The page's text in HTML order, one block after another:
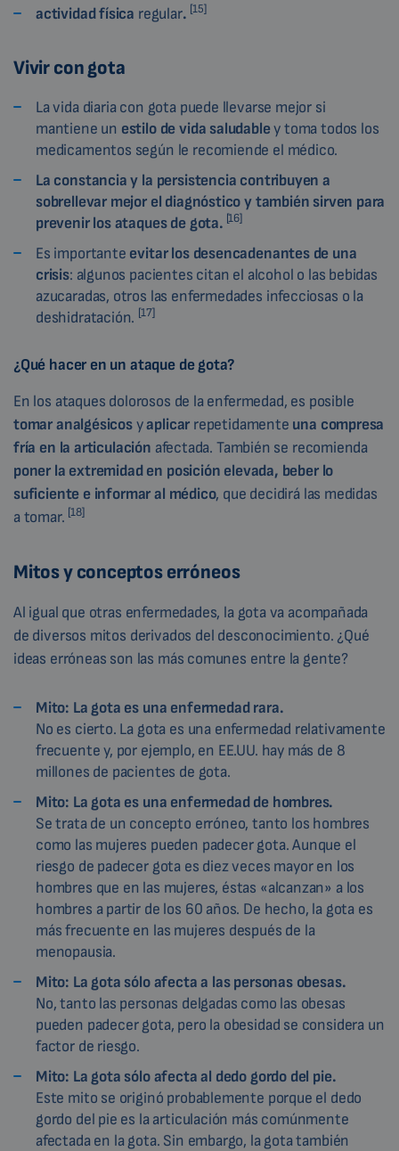
actividadfísica regular. [15]
Vivir con gota
La vida diaria con gota puede llevarse mejor si
mantiene un estilo de vida saludabley toma todos los
medicamentos según le recomiende el médico.
La constancia y la persistencia contribuyen a
sobrellevar mejor el diagnóstico y también sirven para
prevenir los ataques de gota. [16]
Es importante evitar los desencadenantes de una
crisis: algunos pacientes citan el alcohol o las bebidas
azucaradas, otros las enfermedades infecciosas o la
deshidratación. [17]
¿Qué hacer en un ataque de gota?
En los ataques dolorosos de la enfermedad, es posible
tomar analgésicosyaplicar repetidamente una compresa
fría en la articulación afectada. También se recomienda
poner la extremidad en posición elevada, beber lo
suficiente e informar al médico, que decidirá las medidas
a tomar. [18]
Mitos y conceptos erróneos
Al igual que otras enfermedades, la gota va acompañada
de diversos mitos derivados del desconocimiento. ¿Qué
ideas erróneas son las más comunes entre la gente?
Mito: La gota es una enfermedad rara.
No es cierto. La gota es una enfermedad relativamente
frecuente y, por ejemplo, en EE.UU. hay más de 8
millones de pacientes de gota.
Mito: La gota es una enfermedad de hombres.
Se trata de un concepto erróneo, tanto los hombres
como las mujeres pueden padecer gota. Aunque el
riesgo de padecer gota es diez veces mayor en los
hombres que en las mujeres, éstas «alcanzan» a los
hombres a partir de los 60 años. De hecho, la gota es
más frecuente en las mujeres después de la
menopausia.
Mito: La gota sólo afecta a las personas obesas.
No, tanto las personas delgadas como las obesas
pueden padecer gota, pero la obesidad se considera un
factor de riesgo.
Mito: La gota sólo afecta al dedo gordo del pie.
Este mito se originó probablemente porque el dedo
gordo del pie es la articulación más comúnmente
afectada en la gota. Sin embargo, la gota también